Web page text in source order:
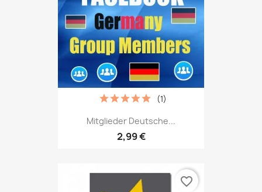
Mitglieder Deutsche...
2,99 €
(1)
favorite_border